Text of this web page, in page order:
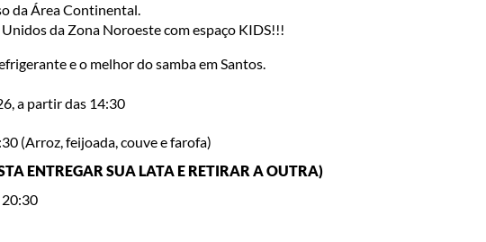
da Área Continental.
da Zona Noroeste com espaço KIDS!!!
e o melhor do samba em Santos.
a partir das 14:30
(Arroz, feijoada, couve e farofa)
ENTREGAR SUA LATA E RETIRAR A OUTRA)
20:30